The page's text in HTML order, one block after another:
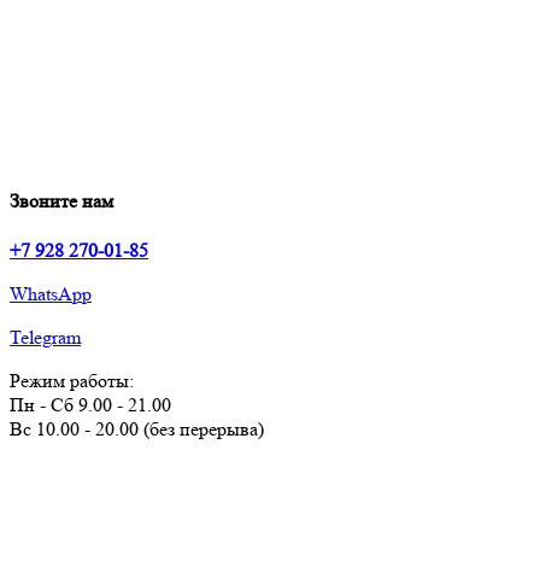
Звоните нам
+7 928 270-01-85
WhatsApp
Telegram
Режим работы:
Пн - Сб 9.00 - 21.00
Вс 10.00 - 20.00 (без перерыва)